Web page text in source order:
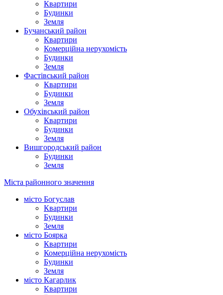
Квартири
Будинки
Земля
Бучанський район
Квартири
Комерційна нерухомість
Будинки
Земля
Фастівський район
Квартири
Будинки
Земля
Обухівський район
Квартири
Будинки
Земля
Вишгородський район
Будинки
Земля
Міста районного значення
місто Богуслав
Квартири
Будинки
Земля
місто Боярка
Квартири
Комерційна нерухомість
Будинки
Земля
місто Кагарлик
Квартири